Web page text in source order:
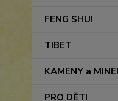
FENG SHUI
TIBET
KAMENY a
PRO DĚTI